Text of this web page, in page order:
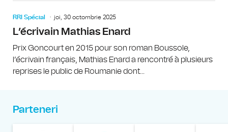
RRI Spécial joi, 30 octombrie 2025
L’écrivain Mathias Enard
Prix Goncourt en 2015 pour son roman Boussole,
l’écrivain français, Mathias Enard a rencontré à plusieurs
reprises le public de Roumanie dont...
Parteneri